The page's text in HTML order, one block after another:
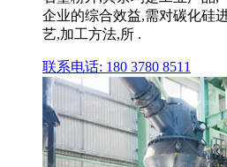
企业的综合效益,需对碳化硅
艺,加工方法,所 .
联系电话: 180 3780 8511